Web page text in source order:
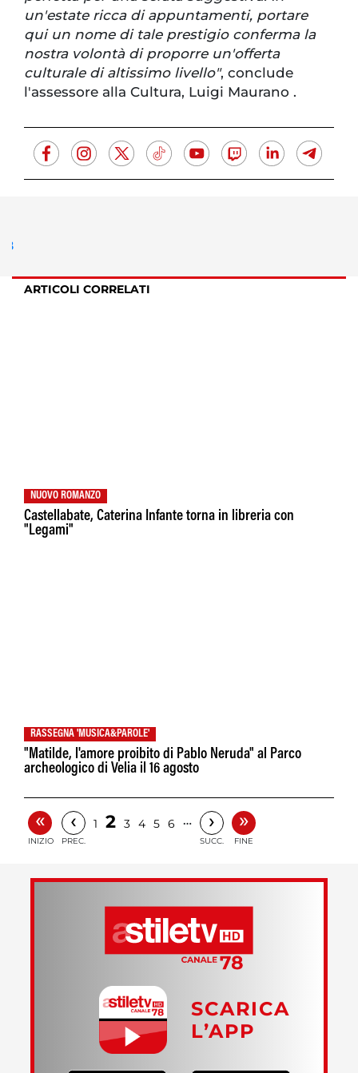
un'estate ricca di appuntamenti, portare
qui un nome di tale prestigio conferma la
nostra volontà di proporre un'offerta
culturale di altissimo livello", conclude
l'assessore alla Cultura, Luigi Maurano .
ARTICOLI CORRELATI
NUOVO ROMANZO
Castellabate, Caterina Infante torna in libreria con
"Legami"
RASSEGNA 'MUSICA&PAROLE'
"Matilde, l'amore proibito di Pablo Neruda" al Parco
archeologico di Velia il 16 agosto
«
INIZIO
‹
PREC.
1 2 3 4 5 6 … ›
SUCC.
»
FINE
SCARICA
L’APP